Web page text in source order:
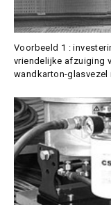
Voorbeeld 1 :
vriendelijke afzuiging
wandkarton-glasvezel